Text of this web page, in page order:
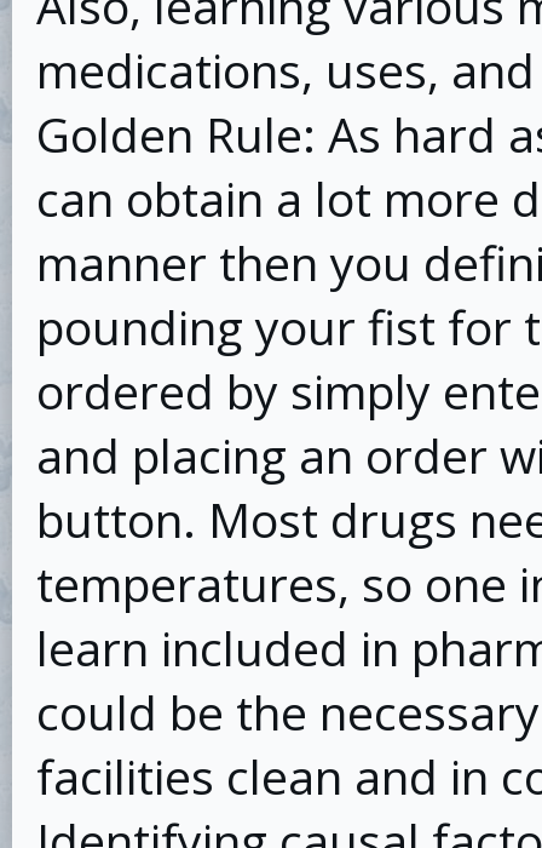
medications, uses,
Golden Rule: As hard
can obtain a lot more
manner then you
pounding your fist for
ordered by simply
and placing an order
button. Most drugs
temperatures, so one
learn included in
could be the
facilities clean and in